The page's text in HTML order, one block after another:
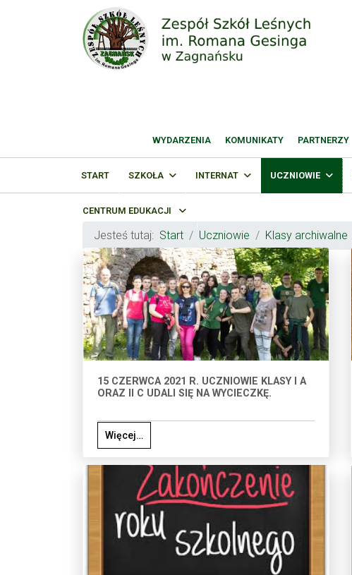
WYDARZENIA KOMUNIKATY PARTNERZY
START SZKOŁA INTERNAT UCZNIOWIE
CENTRUM EDUKACJI
Jesteś tutaj: Start Uczniowie Klasy archiwalne
15 CZERWCA 2021 R. UCZNIOWIE KLASY I A
ORAZ II C UDALI SIĘ NA WYCIECZKĘ.
Więcej…